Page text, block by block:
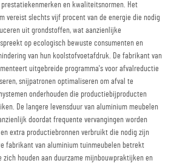
en kwaliteitsnormen. Het
vereist slechts vijf procent van de energie die nodig
uit grondstoffen, wat aanzienlijke
op ecologisch bewuste consumenten en
van hun koolstofvoetafdruk. De fabrikant van
uitgebreide programma's voor afvalreductie
snijpatronen optimaliseren om afval te
onderhouden die productiebijproducten
De langere levensduur van aluminium meubelen
doordat frequente vervangingen worden
extra productiebronnen verbruikt die nodig zijn
fabrikant van aluminium tuinmeubelen betrekt
houden aan duurzame mijnbouwpraktijken en